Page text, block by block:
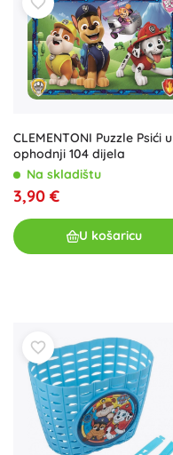
CLEMENTONI Puzzle Psići u
ophodnji 104 dijela
Na skladištu
3,90 €
U košaricu